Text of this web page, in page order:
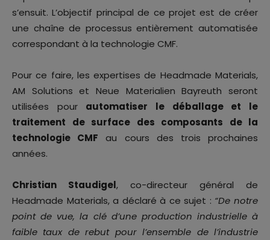
s’ensuit. L’objectif principal de ce projet est de créer
une chaîne de processus entièrement automatisée
correspondant à la technologie CMF.
Pour ce faire, les expertises de Headmade Materials,
AM Solutions et Neue Materialien Bayreuth seront
utilisées pour automatiser le déballage et le
traitement de surface des composants de la
technologie CMF au cours des trois prochaines
années.
Christian Staudigel, co-directeur général de
Headmade Materials, a déclaré à ce sujet : “De notre
point de vue, la clé d’une production industrielle à
faible taux de rebut pour l’ensemble de l’industrie